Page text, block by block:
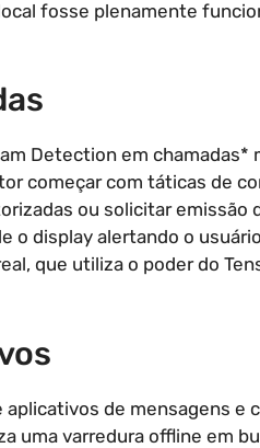
fosse plenamente
Detection em chamadas*
começar com táticas de
ou solicitar emissão
o display alertando o
que utiliza o poder do
de mensagens e
uma varredura offline em